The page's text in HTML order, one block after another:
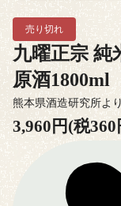
売り切れ
九曜正宗 純
原酒1800ml
熊本県酒造研究所よ
3,960円(税360